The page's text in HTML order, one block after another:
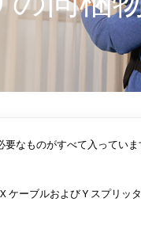
なものがすべて入ってい
ケーブルおよび Y スプリッ